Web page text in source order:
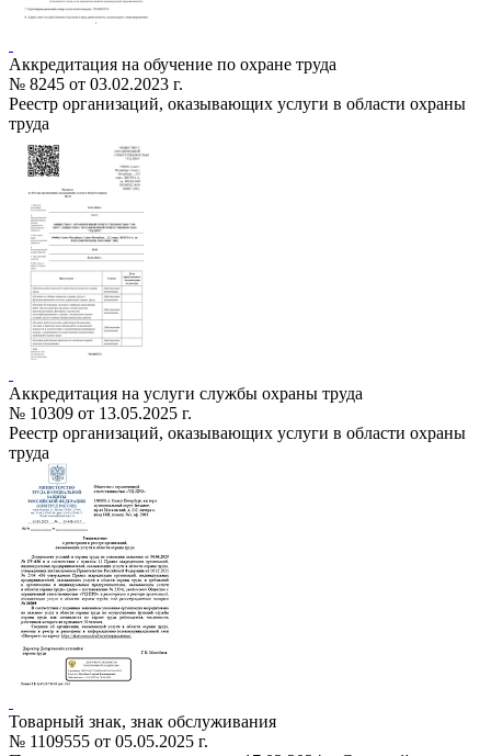
Аккредитация на обучение по охране труда
№ 8245 от 03.02.2023 г.
Реестр организаций, оказывающих услуги в области охраны
труда
Аккредитация на услуги службы охраны труда
№ 10309 от 13.05.2025 г.
Реестр организаций, оказывающих услуги в области охраны
труда
Товарный знак, знак обслуживания
№ 1109555 от 05.05.2025 г.